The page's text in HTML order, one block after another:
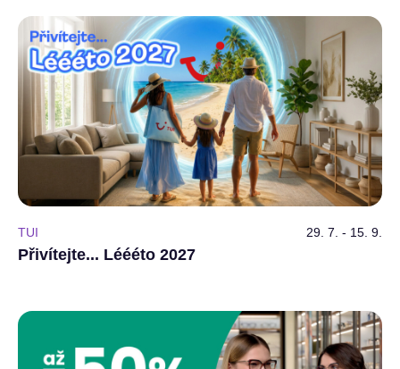
TUI 29. 7. - 15. 9.
Přivítejte... Léééto 2027